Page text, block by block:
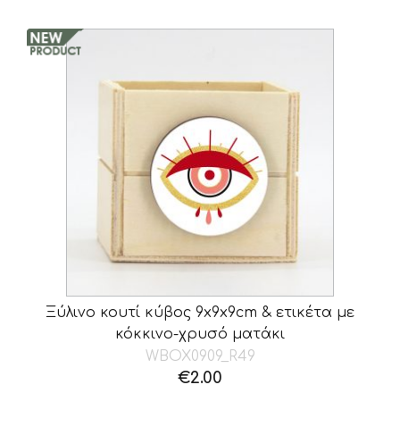
Ξύλινο κουτί κύβος 9x9x9cm & ετικέτα με
κόκκινο-χρυσό ματάκι
WBOX0909_R49
€2.00